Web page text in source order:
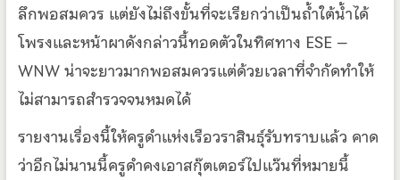
ลึกพอสมควร แต่ยังไม่ถึงขั้นที่จะเรียกว่าเป็นถ้ำใต้น้ำได้
โพรงและหน้าผาดังกล่าวนี้ทอดตัวในทิศทาง ESE –
WNW น่าจะยาวมากพอสมควรแต่ด้วยเวลาที่จำกัดทำให้
ไม่สามารถสำรวจจนหมดได้
รายงานเรื่องนี้ให้ครูดำแห่งเรือวราสินธุ์รับทราบแล้ว คาด
ว่าอีกไม่นานนี้ครูดำคงเอาสกุ๊ตเตอร์ไปแว๊นที่หมายนี้